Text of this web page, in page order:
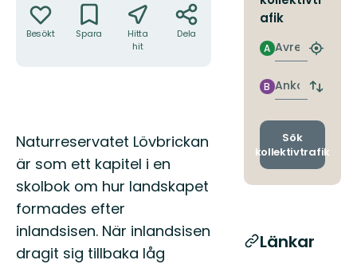
Besökt Spara
Hitta
hit
Dela
Beskrivning
Naturreservatet Lövbrickan
är som ett kapitel i en
skolbok om hur landskapet
formades efter
inlandsisen. När inlandsisen
dragit sig tillbaka låg
afik
Avresa
A
Hitta
Ankomst
B
Byt
och
Sök
kollektivtrafik
Länkar